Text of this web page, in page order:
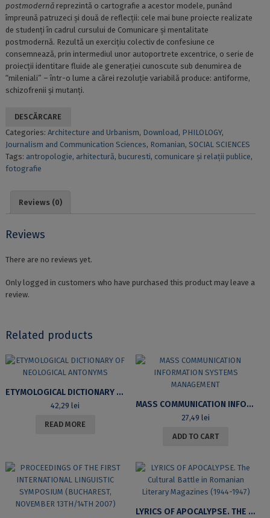
postmodernăreprezintă o cartografie a acestor modele, punând
împreună patruzeci și două de reflecții: cele mai bune proiecte realizate
de studenți în cadrul cursului de Comunicare și mentalitate
postmodernă. Rezultă un exercițiu colectiv de confesiune ce
consemnează, prin intermediul unor autoportrete excentrice, o serie de
proiecții identitare fluide ale generației cunoscute sub denumirea de
“mileniali” – într-o lume a cărei rezoluție variabilă produce: antiforme,
schizofrenii și mutanți.
DESCĂRCARE
Categories: Architecture and Urbanism, Download, PHILOLOGY,
Journalism and Communication Sciences, Romanian, SOCIAL SCIENCES
Tags: antropologie, arhitectură, bucuresti, comunicare și relații publice,
fotografie
Reviews (0)
Reviews
There are no reviews yet.
Only logged in customers who have purchased this product may leave a
review.
Related products
ETYMOLOGICAL DICTIONARY OF NEOLOGICAL ANTONYMS
42,29lei
READ MORE
MASS COMMUNICATION INFORMATION SYSTEMS MANAGEMENT
27,49lei
ADD TO CART
LYRICS OF APOCALYPSE. THE CULTURAL BATTLE IN ROMANIAN LITERARY MAGAZINES (1944-1947)